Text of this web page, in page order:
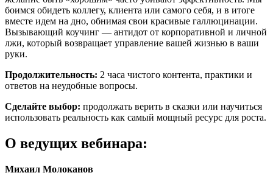
боимся обидеть коллегу, клиента или самого себя, и в итоге
вместе идем на дно, обнимая свои красивые галлюцинации.
Вызывающий коучинг — антидот от корпоративной и личной
лжи, который возвращает управление вашей жизнью в ваши
руки.
Продолжительность: 2 часа чистого контента, практики и
ответов на неудобные вопросы.
Сделайте выбор: продолжать верить в сказки или научиться
использовать реальность как самый мощный ресурс для роста.
О ведущих вебинара:
Михаил Молоканов